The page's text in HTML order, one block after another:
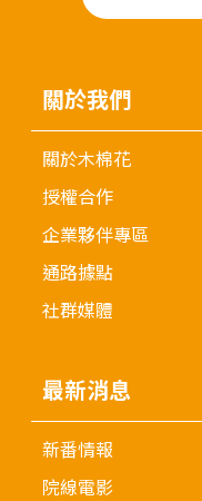
關於我們
關於木棉花
授權合作
企業夥伴專區
通路據點
社群媒體
最新消息
新番情報
院線電影